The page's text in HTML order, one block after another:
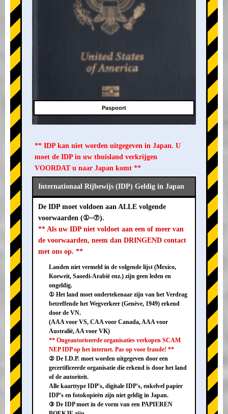
Paspoort
** IDP kan niet worden uitgegeven in Japan. U
moet de IDP in uw thuisland verkrijgen
VOORDAT u naar Japan komt **
Internationaal Rijbewijs (IDP) Geldig in Japan
De IDP moet voldoen aan ALLE volgende
voorwaarden (①~⑦).
** Als uw IDP niet voldoet aan een of meer van
de voorwaarden, neem dan DRINGEND contact
met ons op. **
Landen niet vermeld in de volgende lijst (Mexico,
Koeweit, Saoedi-Arabië enz.) zijn geen leden en
ongeldig.
① Het land moet ondertekenaar zijn van het Verdrag
betreffende het Wegverkeer (Genève, 1949) erkend
door de VN.
(AAA voor VS, CAA voor Canada, AAA voor
Australië, AA voor VK)
** Ongeautoriseerde organisaties verkopen SCAM
NEP IDP op het internet. Pas op voor fraude! **
② De I.D.P. moet worden uitgegeven door een
gecertificeerde organisatie die erkend is door het land
of de autoriteit.
Alle kaarttype IDP's, digitale IDP's, enkelvel papier
IDP's en fotokopieën zijn niet geldig in Japan.
③ De IDP moet in de vorm van een PAPIEREN